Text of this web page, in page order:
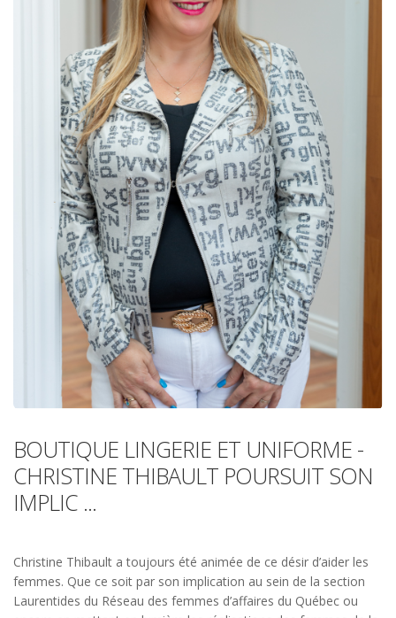
BOUTIQUE LINGERIE ET UNIFORME -
CHRISTINE THIBAULT POURSUIT SON
IMPLIC ...
Christine Thibault a toujours été animée de ce désir d’aider les
femmes. Que ce soit par son implication au sein de la section
Laurentides du Réseau des femmes d’affaires du Québec ou